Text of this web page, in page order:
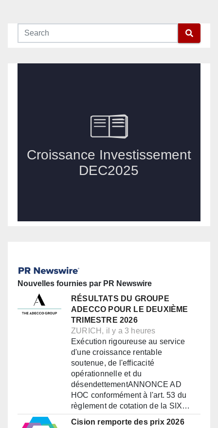
Nouvelles fournies par PR Newswire
RÉSULTATS DU GROUPE
ADECCO POUR LE DEUXIÈME
TRIMESTRE 2026
ZURICH, il y a 3 heures
Exécution rigoureuse au service
d'une croissance rentable
soutenue, de l'efficacité
opérationnelle et du
désendettementANNONCE AD
HOC conformément à l'art. 53 du
règlement de cotation de la SIX…
Cision remporte des prix 2026